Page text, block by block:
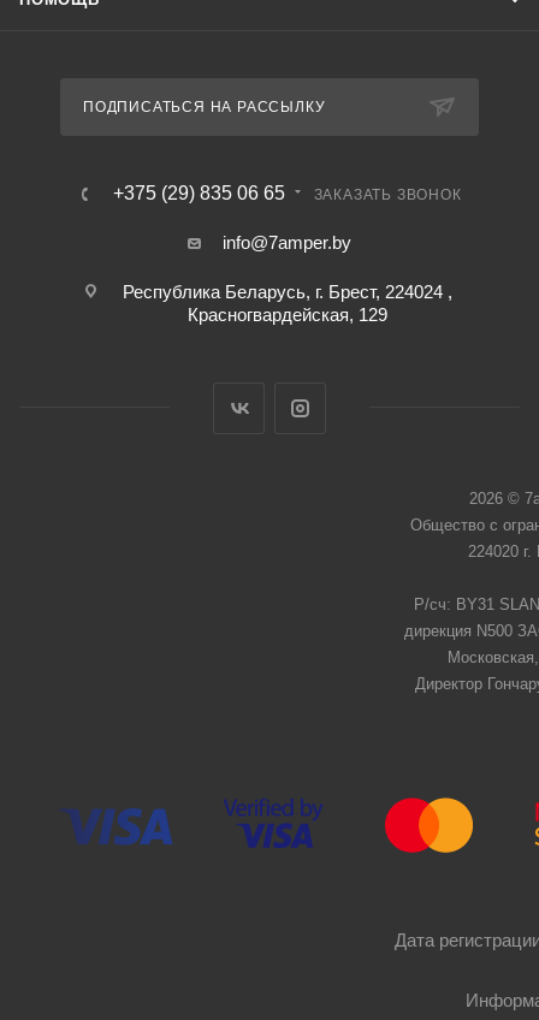
ПОДПИСАТЬСЯ НА РАССЫЛКУ
+375 (29) 835 06 65 ЗАКАЗАТЬ ЗВОНОК
info@7amper.by
Республика Беларусь, г. Брест, 224024 ,
Красногвардейская, 129
2026 ©
Общество с
224020
Р/сч: BY31
дирекция N500
Директор
Дата